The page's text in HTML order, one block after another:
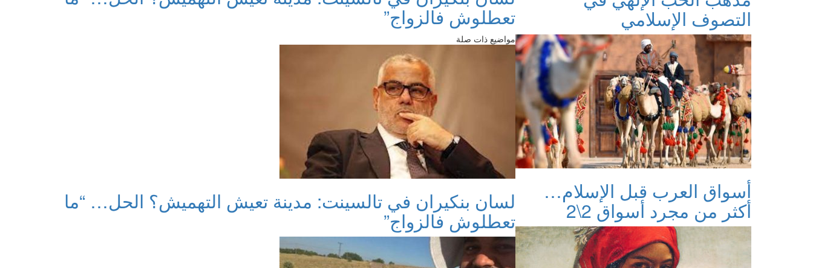
تعطلوش فالزواج”
مواضيع ذات صلة
لسان بنكيران في تالسينت: مدينة تعيش التهميش؟ الحل… “ما
تعطلوش فالزواج”
التصوف الإسلامي
أسواق العرب قبل الإسلام…
أكثر من مجرد أسواق 2\2